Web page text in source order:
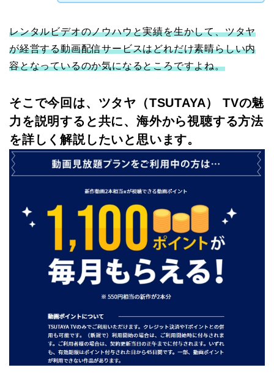
レンタルビデオのノウハウと実績を生かして、ツタヤ
が経営する動画配信サービスはどれだけ素晴らしい内
容となっているのか気になるところですよね。
そこで今回は、ツタヤ（TSUTAYA） TVの魅
力を説明すると共に、海外から視聴する方法
を詳しく解説したいと思います。